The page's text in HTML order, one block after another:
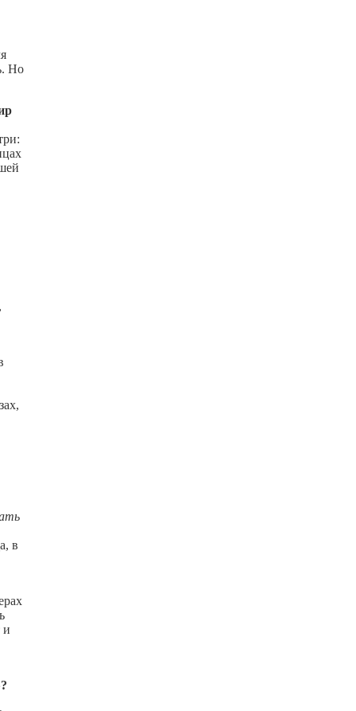
Но
в
и